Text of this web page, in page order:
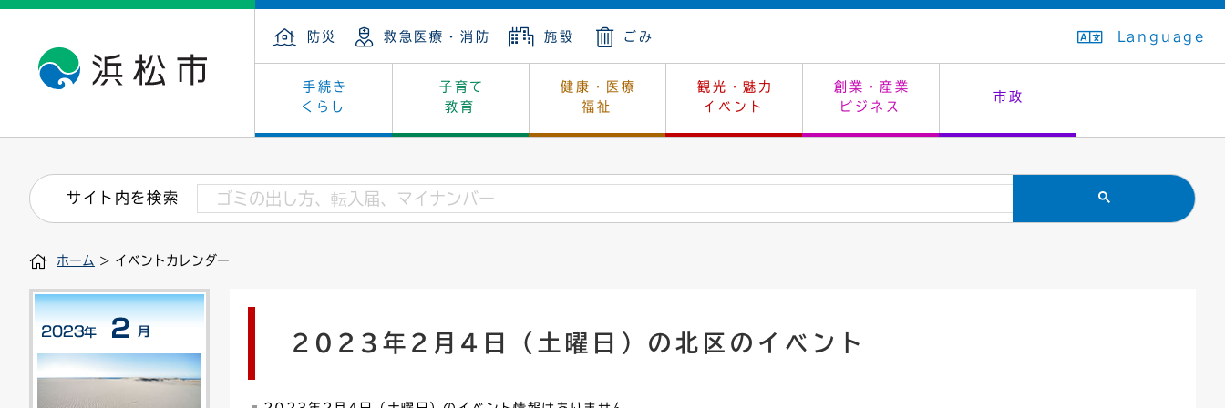
防災 救急医療・消防 施設 ごみ Language
手続き
くらし
子育て
教育
健康・医療
福祉
観光・魅力
イベント
創業・産業
ビジネス
市政
戸籍・住民の手続き 保険・年金 上下水道 生活排水
住まい・建築 墓地・斎場 消費生活 市民安全
税金
道路・交通・河川
印鑑登録証明書 戸籍謄本・抄本 住所変更
子育て・青少年・若者 教育 生涯学習 教育委員会
看護専門学校 学級閉鎖 幼稚園一覧 入学式・卒業式
小学校一覧
健康・医療 福祉 休日当番医 救急・夜間診療
介護保険 保健所 感染症
文化・芸術 文化財 レジャー・スポーツ 施設予約（まつぼっくり）
浜松・浜名湖だいすきネット はじめよう、ハマライフ はたちの集い
産業振興 カーボンニュートラル 土地 指定管理者制度
発注情報(入札・契約) 福祉・介護 環境対策 公共事業の技術監理
募集
市の概要 庁舎案内 市長の部屋 議会
外郭団体 統計 選挙 オープンデータ
職員採用
行政区
会議 情報公開・個人情報 監査
サイト内を検索
ホーム > イベントカレンダー
2023年2月4日（土曜日）の北区のイベント